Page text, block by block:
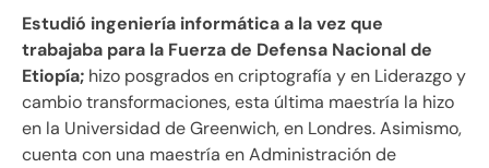
Estudió ingeniería informática a la vez que
trabajaba para la Fuerza de Defensa Nacional de
Etiopía; hizo posgrados en criptografía y en Liderazgo y
cambio transformaciones, esta última maestría la hizo
en la Universidad de Greenwich, en Londres. Asimismo,
cuenta con una maestría en Administración de